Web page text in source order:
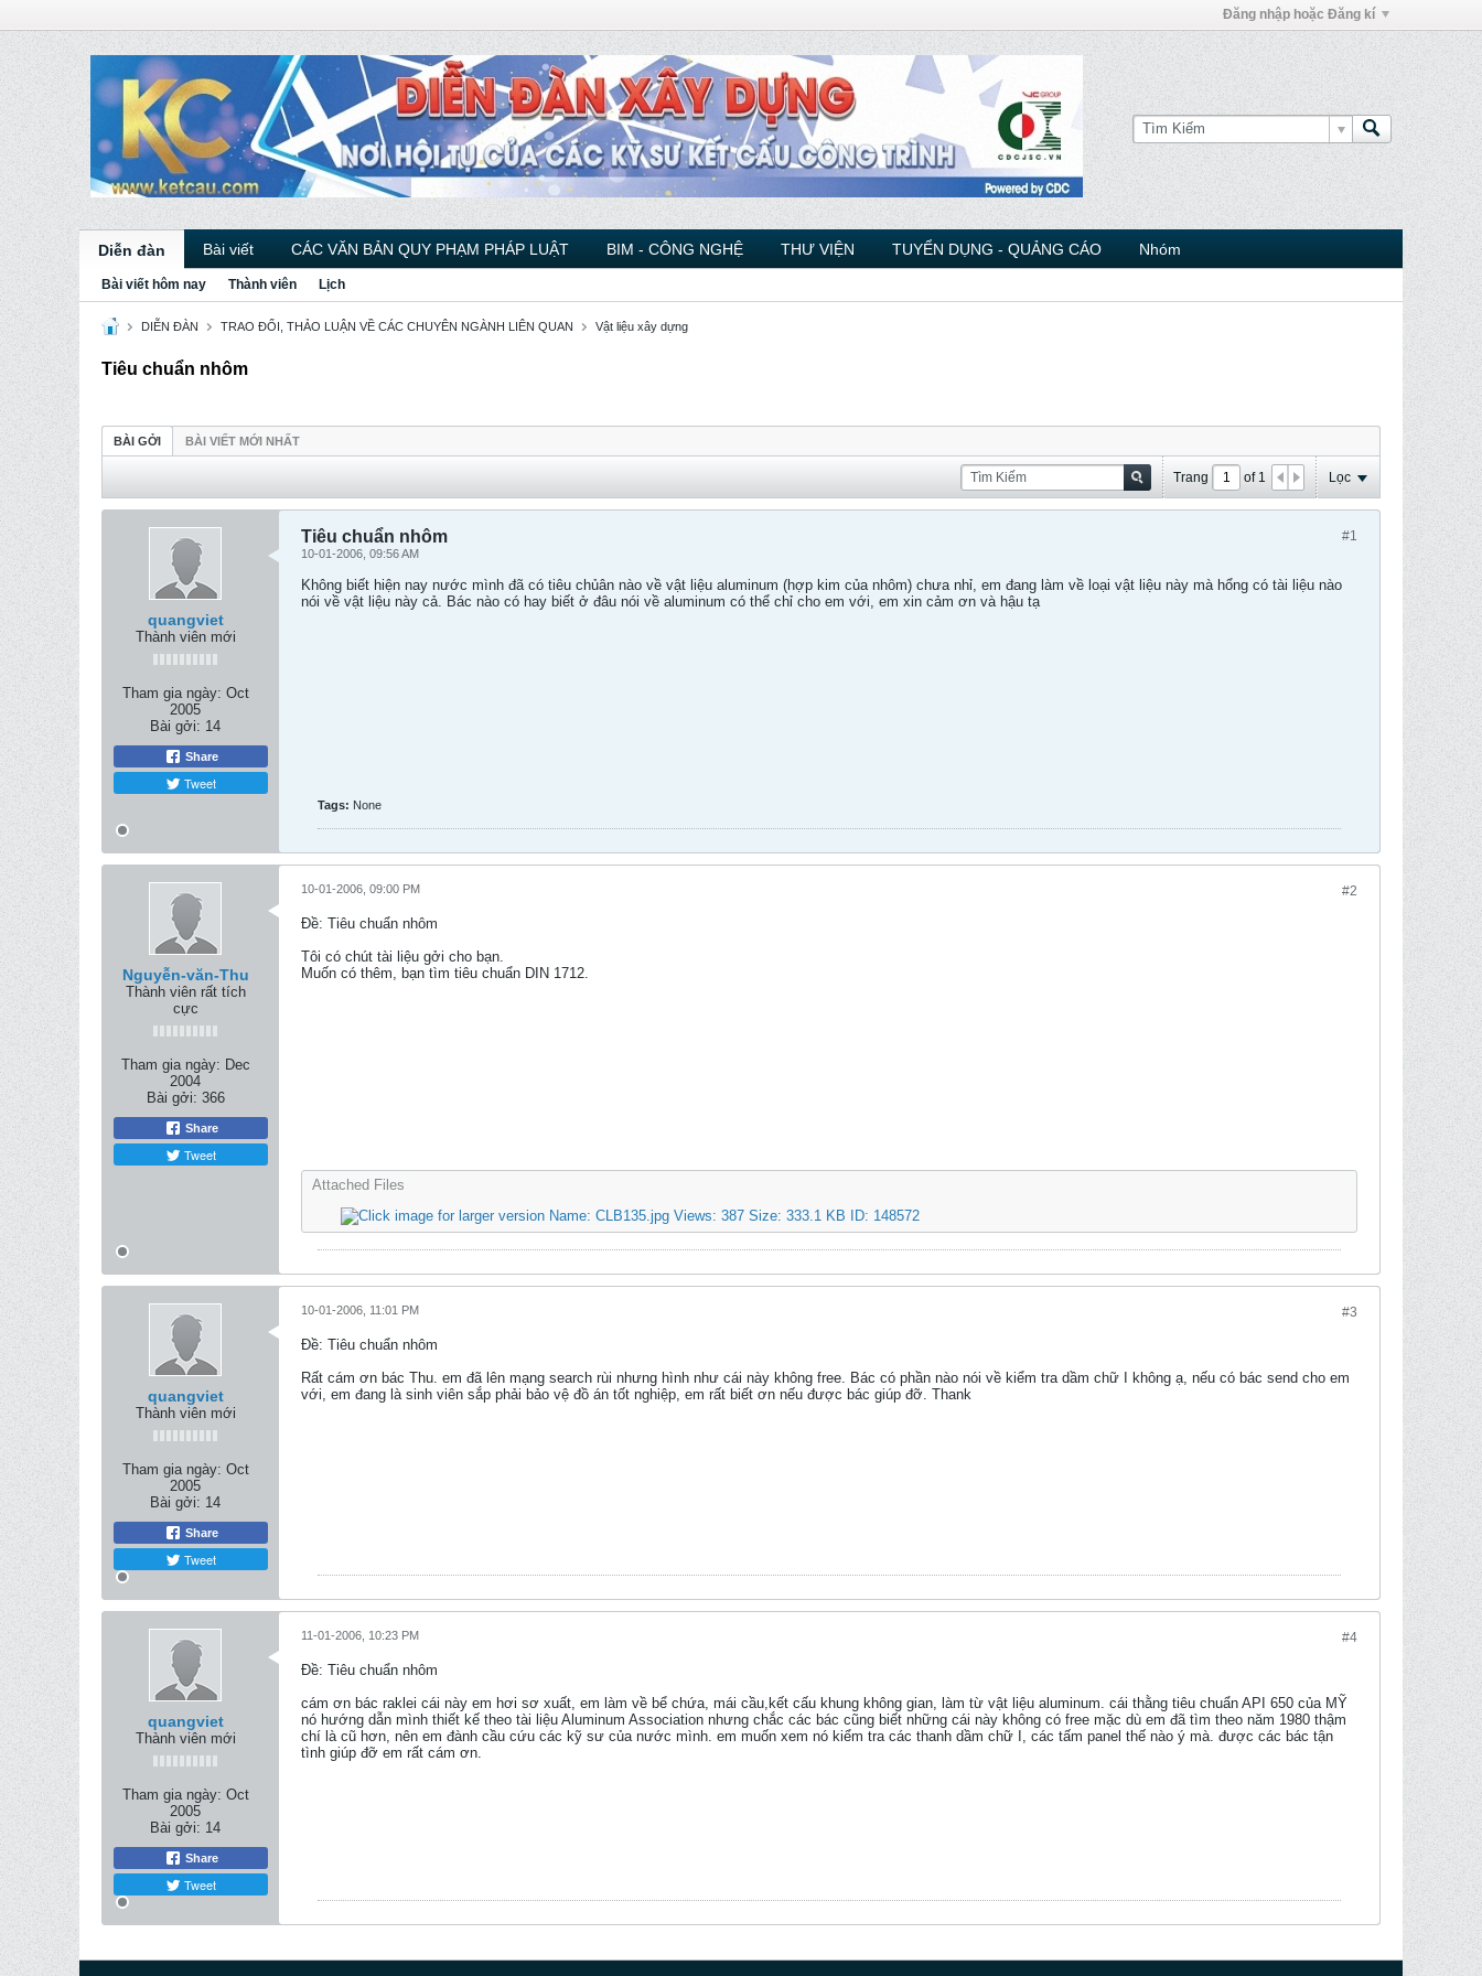
Đăng nhập hoặc Đăng kí
Diễn đàn Bài viết CÁC VĂN BẢN QUY PHẠM PHÁP LUẬT BIM - CÔNG NGHỆ THƯ VIỆN TUYỂN DỤNG - QUẢNG CÁO Nhóm
Bài viết hôm nay Thành viên Lịch
DIỄN ĐÀN TRAO ĐỔI, THẢO LUẬN VỀ CÁC CHUYÊN NGÀNH LIÊN QUAN Vật liệu xây dựng
Tiêu chuẩn nhôm
BÀI GỞI BÀI VIẾT MỚI NHẤT
Trang of 1 Lọc
quangviet
Thành viên mới
Tham gia ngày: Oct
2005
Bài gởi: 14
Share
Tweet
#1
Tiêu chuẩn nhôm
10-01-2006, 09:56 AM
Không biết hiện nay nước mình đã có tiêu chủân nào về vật liệu aluminum (hợp kim của nhôm) chưa nhỉ, em đang làm về loại vật liệu này mà hổng có tài liệu nào
nói về vật liệu này cả. Bác nào có hay biết ở đâu nói về aluminum có thể chỉ cho em với, em xin cảm ơn và hậu tạ
Tags: None
Nguyễn-văn-Thu
Thành viên rất tích
cực
Tham gia ngày: Dec
2004
Bài gởi: 366
Share
Tweet
#2
10-01-2006, 09:00 PM
Ðề: Tiêu chuẩn nhôm
Tôi có chút tài liệu gởi cho bạn.
Muốn có thêm, bạn tìm tiêu chuẩn DIN 1712.
Attached Files
quangviet
Thành viên mới
Tham gia ngày: Oct
2005
Bài gởi: 14
Share
Tweet
#3
10-01-2006, 11:01 PM
Ðề: Tiêu chuẩn nhôm
Rất cám ơn bác Thu. em đã lên mạng search rùi nhưng hình như cái này không free. Bác có phần nào nói về kiểm tra dầm chữ I không ạ, nếu có bác send cho em
với, em đang là sinh viên sắp phải bảo vệ đồ án tốt nghiệp, em rất biết ơn nếu được bác giúp đỡ. Thank
quangviet
Thành viên mới
Tham gia ngày: Oct
2005
Bài gởi: 14
Share
Tweet
#4
11-01-2006, 10:23 PM
Ðề: Tiêu chuẩn nhôm
cám ơn bác raklei cái này em hơi sơ xuất, em làm về bể chứa, mái cầu,kết cấu khung không gian, làm từ vật liệu aluminum. cái thằng tiêu chuẩn API 650 của MỸ
nó hướng dẫn mình thiết kế theo tài liệu Aluminum Association nhưng chắc các bác cũng biết những cái này không có free mặc dù em đã tìm theo năm 1980 thậm
chí là cũ hơn, nên em đành cầu cứu các kỹ sư của nước mình. em muốn xem nó kiểm tra các thanh dầm chữ I, các tấm panel thế nào ý mà. được các bác tận
tình giúp đỡ em rất cám ơn.